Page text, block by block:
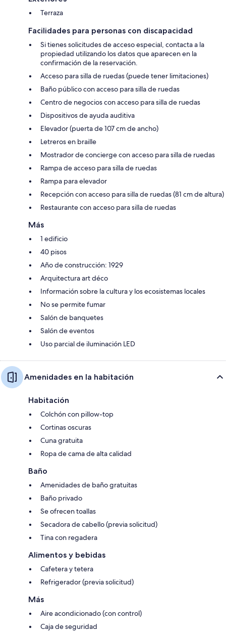
Terraza
Facilidades para personas con discapacidad
Si tienes solicitudes de acceso especial, contacta a la
propiedad utilizando los datos que aparecen en la
confirmación de la reservación.
Acceso para silla de ruedas (puede tener limitaciones)
Baño público con acceso para silla de ruedas
Centro de negocios con acceso para silla de ruedas
Dispositivos de ayuda auditiva
Elevador (puerta de 107 cm de ancho)
Letreros en braille
Mostrador de concierge con acceso para silla de ruedas
Rampa de acceso para silla de ruedas
Rampa para elevador
Recepción con acceso para silla de ruedas (81 cm de altura)
Restaurante con acceso para silla de ruedas
Más
1 edificio
40 pisos
Año de construcción: 1929
Arquitectura art déco
Información sobre la cultura y los ecosistemas locales
No se permite fumar
Salón de banquetes
Salón de eventos
Uso parcial de iluminación LED
Amenidades en la habitación
Habitación
Colchón con pillow-top
Cortinas oscuras
Cuna gratuita
Ropa de cama de alta calidad
Baño
Amenidades de baño gratuitas
Baño privado
Se ofrecen toallas
Secadora de cabello (previa solicitud)
Tina con regadera
Alimentos y bebidas
Cafetera y tetera
Refrigerador (previa solicitud)
Más
Aire acondicionado (con control)
Caja de seguridad